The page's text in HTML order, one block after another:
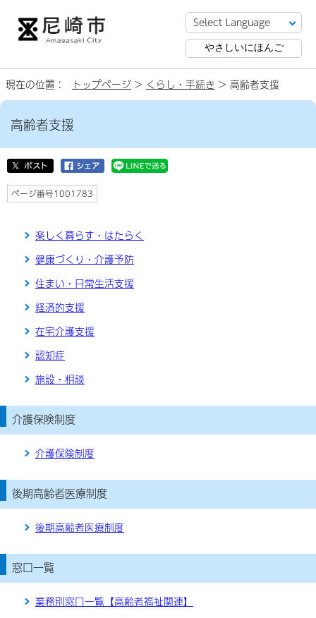
やさしいにほんご
現在の位置： トップページ > くらし・手続き > 高齢者支援
高齢者支援
ページ番号1001783
楽しく暮らす・はたらく
健康づくり・介護予防
住まい・日常生活支援
経済的支援
在宅介護支援
認知症
施設・相談
介護保険制度
介護保険制度
後期高齢者医療制度
後期高齢者医療制度
窓口一覧
業務別窓口一覧【高齢者福祉関連】